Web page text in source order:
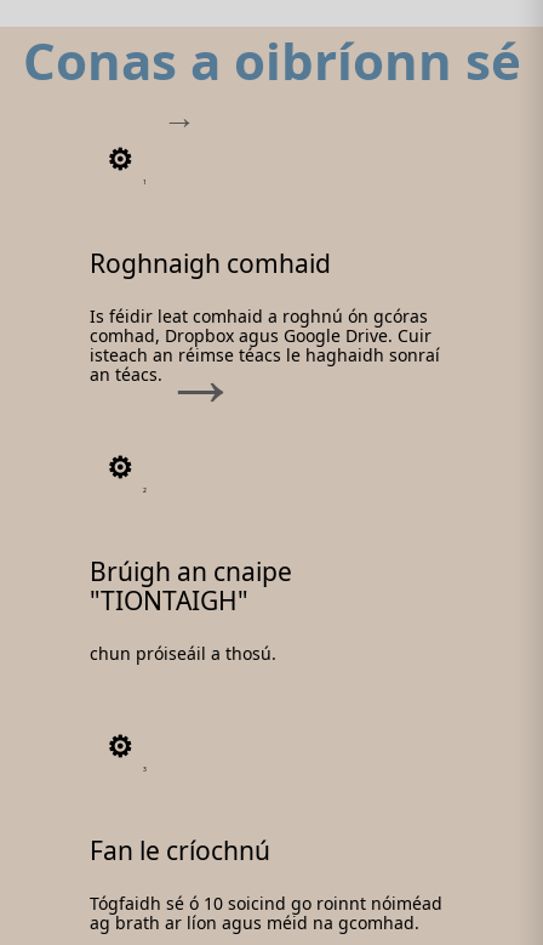
Conas a oibríonn sé
1
Roghnaigh comhaid
Is féidir leat comhaid a roghnú ón gcóras
comhad, Dropbox agus Google Drive. Cuir
isteach an réimse téacs le haghaidh sonraí
an téacs.
2
Brúigh an cnaipe
"TIONTAIGH"
chun próiseáil a thosú.
3
Fan le críochnú
Tógfaidh sé ó 10 soicind go roinnt nóiméad
ag brath ar líon agus méid na gcomhad.